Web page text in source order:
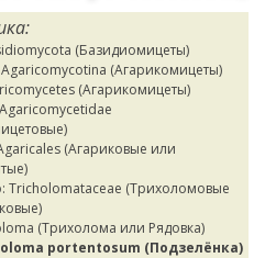
(Базидиомицеты)
(Агарикомицеты)
(Агарикомицеты)
(Агариковые или
Tricholomataceae (Трихоломовые
(Трихолома или Рядовка)
portentosum (Подзелёнка)